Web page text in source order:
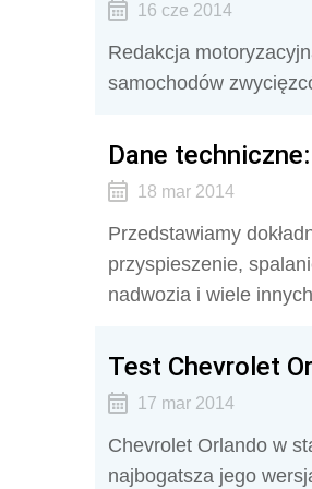
16 cze 2014
Redakcja
samochodów
Dane
18 mar 2014
Przedstawiamy
przyspieszenie,
nadwozia i wiele
Test Chevrolet
17 mar 2014
Chevrolet Orlando w
najbogatsza jego